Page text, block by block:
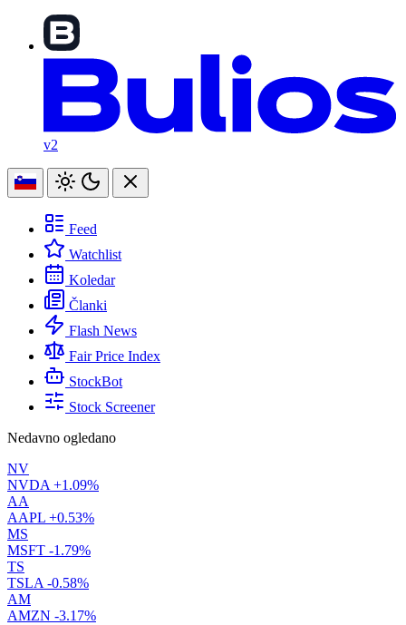
v2
Feed
Watchlist
Koledar
Članki
Flash News
Fair Price Index
StockBot
Stock Screener
Nedavno ogledano
NV
NVDA +1.09%
AA
AAPL +0.53%
MS
MSFT -1.79%
TS
TSLA -0.58%
AM
AMZN -3.17%